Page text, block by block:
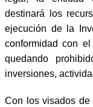
destinará los
ejecución de la
conformidad con
quedando
inversiones,
Con los visados de